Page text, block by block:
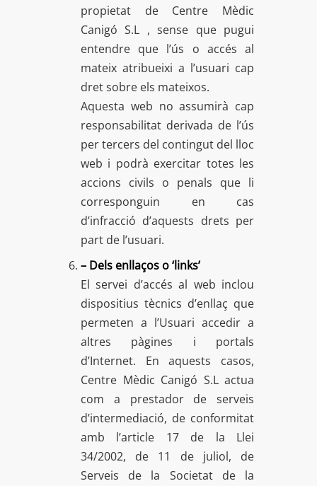
propietat de Centre Mèdic
Canigó S.L , sense que pugui
entendre que l’ús o accés al
mateix atribueixi a l’usuari cap
dret sobre els mateixos.
Aquesta web no assumirà cap
responsabilitat derivada de l’ús
per tercers del contingut del lloc
web i podrà exercitar totes les
accions civils o penals que li
corresponguin en cas
d’infracció d’aquests drets per
part de l’usuari.
– Dels enllaços o ‘links’
El servei d’accés al web inclou
dispositius tècnics d’enllaç que
permeten a l’Usuari accedir a
altres pàgines i portals
d’Internet. En aquests casos,
Centre Mèdic Canigó S.L actua
com a prestador de serveis
d’intermediació, de conformitat
amb l’article 17 de la Llei
34/2002, de 11 de juliol, de
Serveis de la Societat de la